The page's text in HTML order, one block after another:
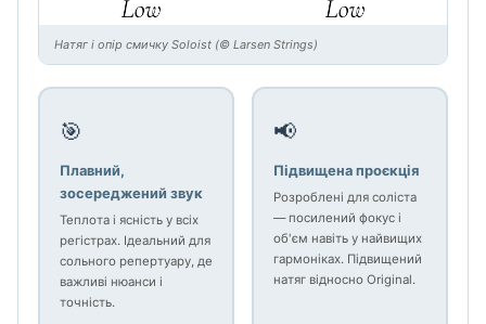
Натяг і опір смичку Soloist (© Larsen Strings)
🎯
Плавний,
зосереджений звук
Теплота і ясність у всіх
регістрах. Ідеальний для
сольного репертуару, де
важливі нюанси і
точність.
📢
Підвищена проєкція
Розроблені для соліста
— посилений фокус і
об'єм навіть у найвищих
гармоніках. Підвищений
натяг відносно Original.